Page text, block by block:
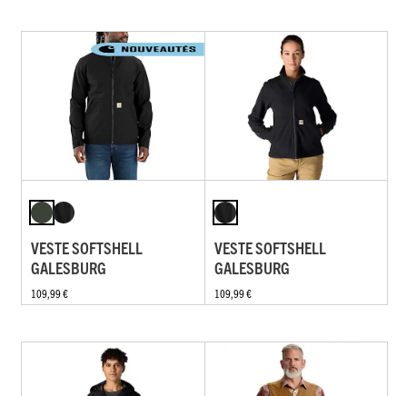
VESTE SOFTSHELL
GALESBURG
109,99 €
VESTE SOFTSHELL
GALESBURG
109,99 €